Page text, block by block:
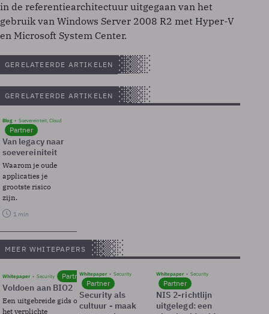
in de referentiearchitectuur uitgegaan van het
gebruik van Windows Server 2008 R2 met Hyper-V
en Microsoft System Center.
GERELATEERDE ARTIKELEN
GERELATEERDE ARTIKELEN
Blog Soevereinteit, Cloud
Partner
Van legacy naar
soevereiniteit
Waarom je oude
applicaties je
grootste risico
zijn.
1 min
MEER WHITEPAPERS
Whitepaper Security Partner
Voldoen aan BIO2
Een uitgebreide gids over BIO2,
het verplichte
Whitepaper Security
Partner
Security als
cultuur - maak
Whitepaper Security
Partner
NIS 2-richtlijn
uitgelegd: een